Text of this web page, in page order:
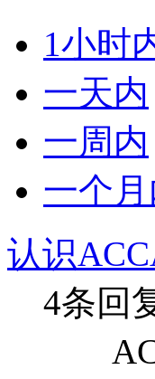
1小时
一天内
一周内
一个月
认识
4条回